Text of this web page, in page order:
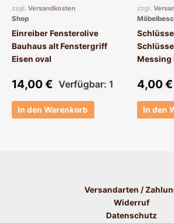
zzgl. Versandkosten
Shop
Einreiber Fensterolive
Bauhaus alt Fenstergriff
Eisen oval
14,00€ Verfügbar: 1
In den Warenkorb
zzgl.
Messing
4,00€
In den
Versandarten /
Widerruf
Datenschutz